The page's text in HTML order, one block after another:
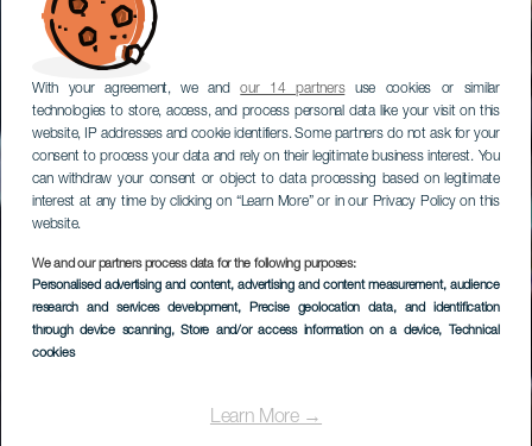
With your agreement, we andour 14 partnersuse cookies or similar
technologies to store, access, and process personal data like your visit on this
website, IP addresses and cookie identifiers. Some partners do not ask for your
consent to process your data and rely on their legitimate business interest. You
can withdraw your consent or object to data processing based on legitimate
interest at any time by clicking on “Learn More” or in our Privacy Policy on this
website.
We and our partners process data for the following purposes:
Personalised advertising and content, advertising and content measurement, audience
research and services development, Precise geolocation data, and identification
through device scanning, Store and/or access information on a device, Technical
cookies
Learn More →
Markt von La Frontera
EL HIERRO